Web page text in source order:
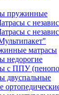
пружинные
с
с
матрасы
недорогие
с ППУ
двуспальные